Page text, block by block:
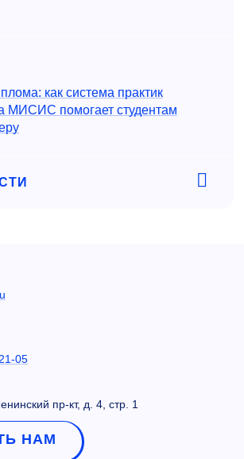
как система практик
МИСИС помогает студентам
05
пр-кт, д. 4, стр. 1
НАМ